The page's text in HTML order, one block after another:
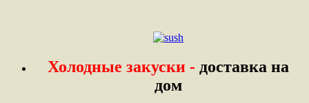
Холодные закуски - доставка на
дом